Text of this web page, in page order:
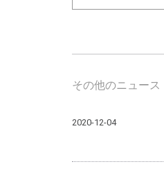
その他のニュース
2020-12-04